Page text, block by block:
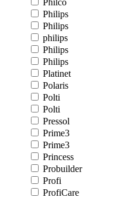
Philco
Philips
Philips
philips
Philips
Philips
Platinet
Polaris
Polti
Polti
Pressol
Prime3
Prime3
Princess
Probuilder
Profi
ProfiCare